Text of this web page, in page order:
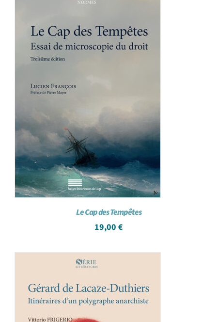
Panier WooCommerce
Le Cap des Tempêtes
19,00 €